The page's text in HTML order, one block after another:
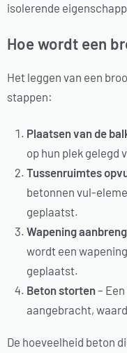
isolerende
Hoe wordt een
Het leggen van een
stappen:
Plaatsen van de
op hun plek gelegd
Tussenruimtes
betonnen vul-
geplaatst.
Wapening
wordt een
geplaatst.
Beton storten–
aangebracht,
De hoeveelheid beton